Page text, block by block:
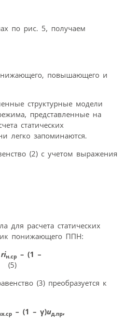
по рис. 5, получаем
повышающего и
структурные модели
представленные на
статических
легко запоминаются.
(2) с учетом выражения
для расчета статических
понижающего ППН:
riн.ср – (1 –
(3) преобразуется к
– (1 – γ)uд.пр,